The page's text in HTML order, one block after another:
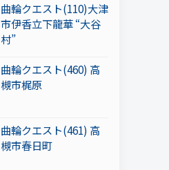
曲輪クエスト(110)大津
市伊香立下龍華 “大谷
村”
曲輪クエスト(460) 高
槻市梶原
曲輪クエスト(461) 高
槻市春日町